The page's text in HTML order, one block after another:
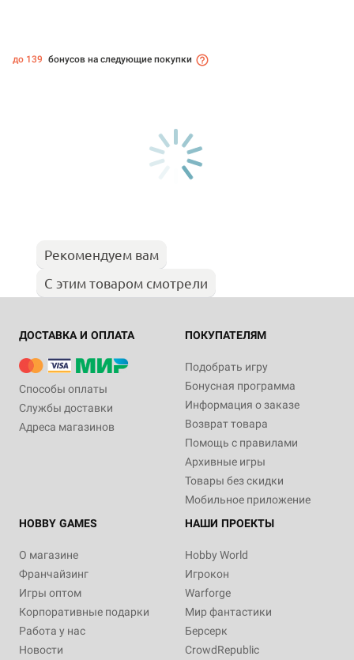
до 139 бонусов на следующие покупки
Рекомендуем вам
С этим товаром смотрели
ДОСТАВКА И ОПЛАТА
Способы оплаты
Службы доставки
Адреса магазинов
ПОКУПАТЕЛЯМ
Подобрать игру
Бонусная программа
Информация о заказе
Возврат товара
Помощь с правилами
Архивные игры
Товары без скидки
Мобильное приложение
HOBBY GAMES
О магазине
Франчайзинг
Игры оптом
Корпоративные подарки
Работа у нас
Новости
НАШИ ПРОЕКТЫ
Hobby World
Игрокон
Warforge
Мир фантастики
Берсерк
CrowdRepublic